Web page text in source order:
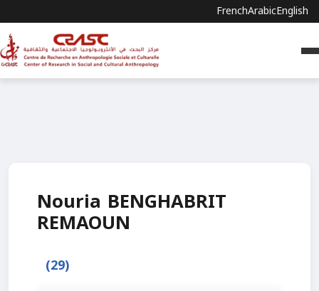
FrenchArabicEnglish
Nouria BENGHABRIT
REMAOUN
(29)